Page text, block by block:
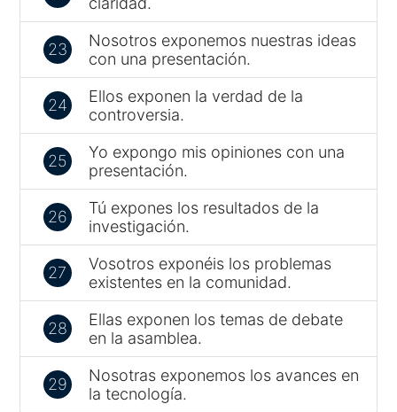
23
Nosotros exponemos nuestras ideas
con una presentación.
24
Ellos exponen la verdad de la
controversia.
25
Yo expongo mis opiniones con una
presentación.
26
Tú expones los resultados de la
investigación.
27
Vosotros exponéis los problemas
existentes en la comunidad.
28
Ellas exponen los temas de debate
en la asamblea.
29
Nosotras exponemos los avances en
la tecnología.